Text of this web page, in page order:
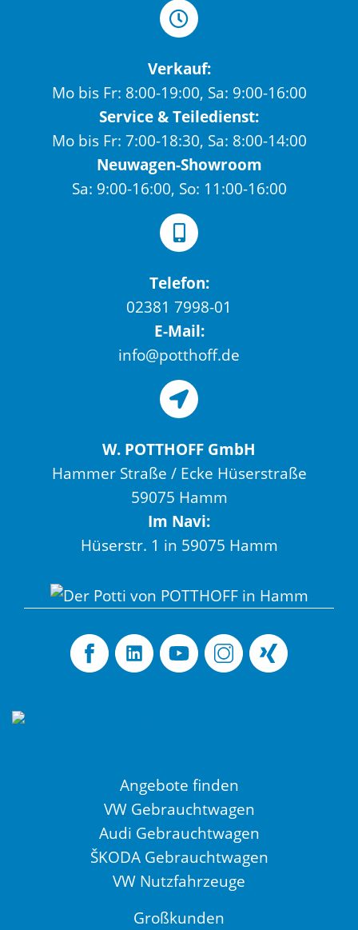
Verkauf:
Mo bis Fr: 8:00-19:00, Sa: 9:00-16:00
Service & Teiledienst:
Mo bis Fr: 7:00-18:30, Sa: 8:00-14:00
Neuwagen-Showroom
Sa: 9:00-16:00, So: 11:00-16:00
Telefon:
02381 7998-01
E-Mail:
info@potthoff.de
W. POTTHOFF GmbH
Hammer Straße / Ecke Hüserstraße
59075 Hamm
Im Navi:
Hüserstr. 1 in 59075 Hamm
Angebote finden
VW Gebrauchtwagen
Audi Gebrauchtwagen
ŠKODA Gebrauchtwagen
VW Nutzfahrzeuge
Großkunden